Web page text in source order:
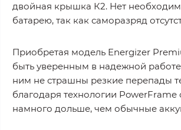
двойная крышка К2. Нет
батарею, так как саморазряд
Приобретая модель Energizer
быть уверенным в надежной
ним не страшны резкие перепады
благодаря технологии PowerFrame
намного дольше, чем обычные